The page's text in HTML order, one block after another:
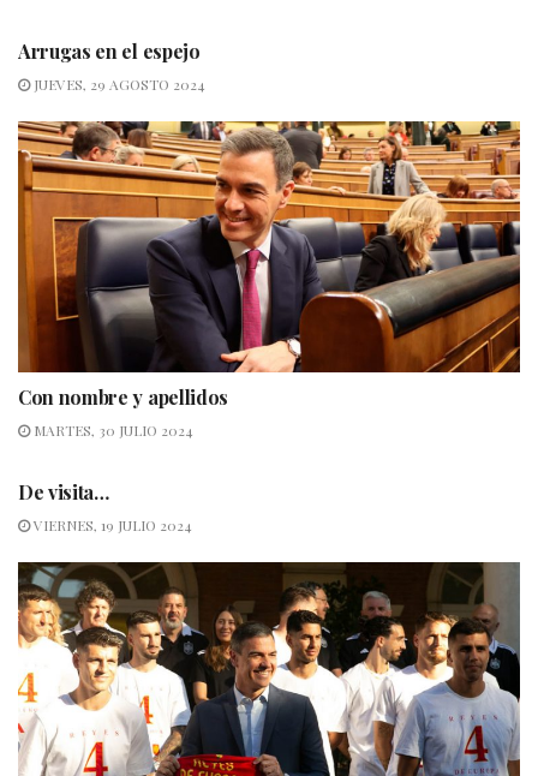
Arrugas en el espejo
JUEVES, 29 AGOSTO 2024
Con nombre y apellidos
MARTES, 30 JULIO 2024
De visita…
VIERNES, 19 JULIO 2024